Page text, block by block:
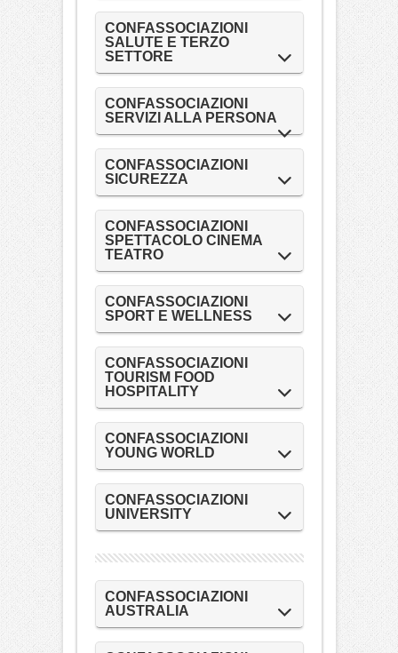
CONFASSOCIAZIONI
SALUTE E TERZO
SETTORE
CONFASSOCIAZIONI
SERVIZI ALLA PERSONA
CONFASSOCIAZIONI
SICUREZZA
CONFASSOCIAZIONI
SPETTACOLO CINEMA
TEATRO
CONFASSOCIAZIONI
SPORT E WELLNESS
CONFASSOCIAZIONI
TOURISM FOOD
HOSPITALITY
CONFASSOCIAZIONI
YOUNG WORLD
CONFASSOCIAZIONI
UNIVERSITY
CONFASSOCIAZIONI
AUSTRALIA